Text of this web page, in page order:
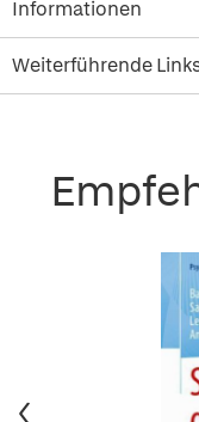
Informationen
Weiterführende